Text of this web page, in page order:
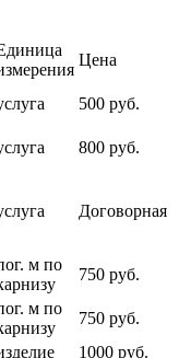
Цена
500 руб.
800 руб.
Договорная
м по
750 руб.
м по
750 руб.
1000 руб.